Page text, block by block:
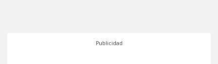
Publicidad